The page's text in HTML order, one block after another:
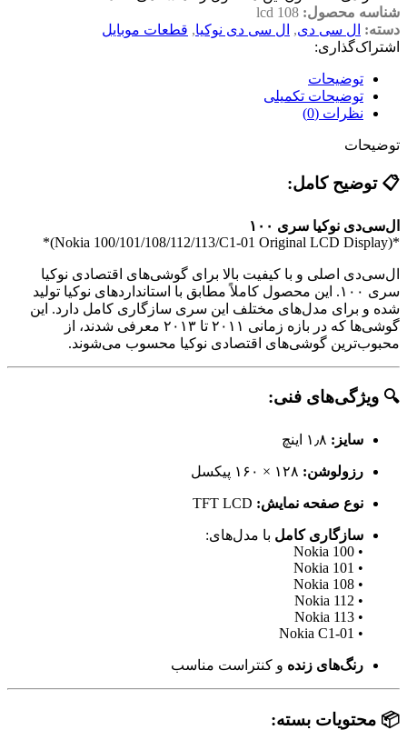
شناسه محصول: lcd 108
دسته: ال سی دی, ال سی دی نوکیا, قطعات موبایل
اشتراک‌گذاری:
توضیحات
توضیحات تکمیلی
نظرات (0)
توضیحات
📋 توضیح کامل:
ال‌سی‌دی نوکیا سری ۱۰۰
*(Nokia 100/101/108/112/113/C1-01 Original LCD Display)*
ال‌سی‌دی اصلی و با کیفیت بالا برای گوشی‌های اقتصادی نوکیا
سری ۱۰۰. این محصول کاملاً مطابق با استانداردهای نوکیا تولید
شده و برای مدل‌های مختلف این سری سازگاری کامل دارد. این
گوشی‌ها که در بازه زمانی ۲۰۱۱ تا ۲۰۱۳ معرفی شدند، از
محبوب‌ترین گوشی‌های اقتصادی نوکیا محسوب می‌شوند.
🔍 ویژگی‌های فنی:
سایز:
رزولوشن:
نوع صفحه نمایش:
سازگاری کامل با مدل‌های:
• Nokia 100
• Nokia 101
• Nokia 108
• Nokia 112
• Nokia 113
• Nokia C1-01
رنگ‌های زنده و کنتراست مناسب
📦 محتویات بسته: